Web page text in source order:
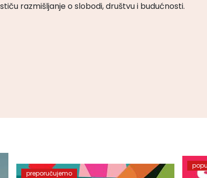
razmišljanje o slobodi, društvu i budućnosti.
preporučujemo